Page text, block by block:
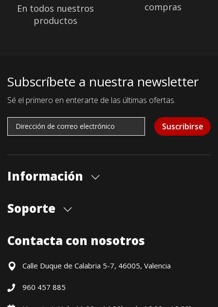
En todos nuestros
productos
compras
Subscríbete a nuestra newsletter
Sé el primero en enterarte de las últimas ofertas.
Suscribirse
Información
Cita previa tienda
Contacto
Soporte
Formas de pago
Devoluciones / Garantía
Política precio mínimo garantizado
Contacta con nosotros
Calle Duque de Calabria 5-7, 46005, Valencia
960 457 885